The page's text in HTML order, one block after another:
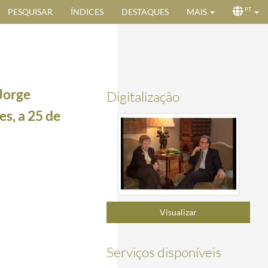
PESQUISAR ÍNDICES DESTAQUES MAIS PT
de 1996
Digitalização
Visualizar
Serviços disponíveis
a 25 de